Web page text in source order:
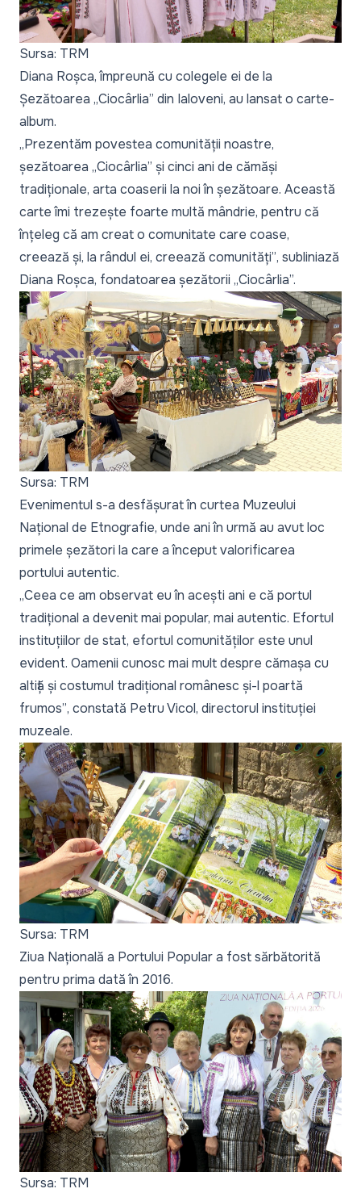
Sursa: TRM
Diana Roșca, împreună cu colegele ei de la
Șezătoarea „Ciocârlia” din Ialoveni, au lansat o carte-
album.
„Prezentăm povestea comunității noastre,
șezătoarea „Ciocârlia” și cinci ani de cămăși
tradiționale, arta coaserii la noi în șezătoare. Această
carte îmi trezește foarte multă mândrie, pentru că
înțeleg că am creat o comunitate care coase,
creează și, la rândul ei, creează comunități”, subliniază
Diana Roșca, fondatoarea șezătorii „Ciocârlia”.
Sursa: TRM
Evenimentul s-a desfășurat în curtea Muzeului
Național de Etnografie, unde ani în urmă au avut loc
primele șezători la care a început valorificarea
portului autentic.
„Ceea ce am observat eu în acești ani e că portul
tradițional a devenit mai popular, mai autentic. Efortul
instituțiilor de stat, efortul comunităților este unul
evident. Oamenii cunosc mai mult despre cămașa cu
altiță și costumul tradițional românesc și-l poartă
frumos”, constată Petru Vicol, directorul instituției
muzeale.
Sursa: TRM
Ziua Națională a Portului Popular a fost sărbătorită
pentru prima dată în 2016.
Sursa: TRM